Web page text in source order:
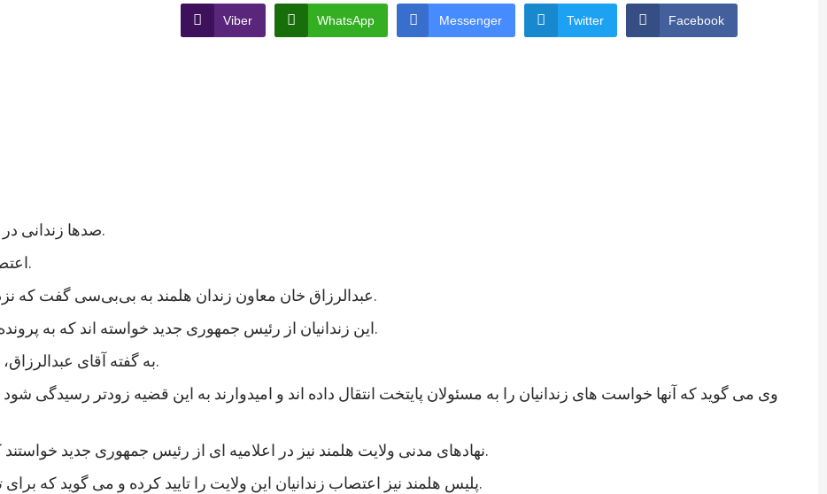
Viber WhatsApp Messenger Twitter Facebook
صدها زندانی در ولایت هلمند در جنوب افغانستان اعتصاب غذایی کردند.
اعتصاب غذای این زندانیان امروز وارد چهارمین روزش شد.
عبدالرزاق خان معاون زندان هلمند به بی‌بی‌سی گفت که نزدیک به هزار زندانی در این زندان اعتصاب غذایی کردند.
این زندانیان از رئیس جمهوری جدید خواسته اند که به پرونده های آنها رسیدگی شود و در مجازات شان تخفیف بیاید.
به گفته آقای عبدالرزاق، اعتصاب کنندگان شامل زندانیان جنایی و سیاسی است.
وی می گوید که آنها خواست های زندانیان را به مسئولان پایتخت انتقال داده اند و امیدوارند به این قضیه زودتر رسیدگی
نهادهای مدنی ولایت هلمند نیز در اعلامیه ای از رئیس جمهوری جدید خواستند که به خواستهای مشروع زندانیان پاسخ مثبت داده شود.
پلیس هلمند نیز اعتصاب زندانیان این ولایت را تایید کرده و می گوید که برای تامین امنیت این زندان، شمار بیشتری نیرو فرستاده اند.